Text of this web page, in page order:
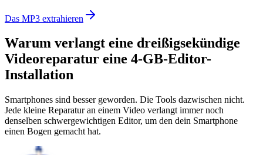
Das MP3 extrahieren
Warum verlangt eine dreißigsekündige
Videoreparatur eine 4-GB-Editor-
Installation
Smartphones sind besser geworden. Die Tools dazwischen nicht.
Jede kleine Reparatur an einem Video verlangt immer noch
denselben schwergewichtigen Editor, um den dein Smartphone
einen Bogen gemacht hat.